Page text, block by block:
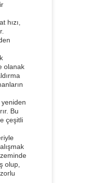
hızı,
olanak
yeniden
Bu
çeşitli
olup,